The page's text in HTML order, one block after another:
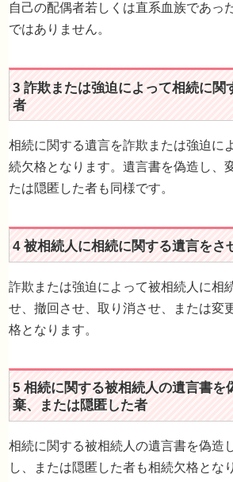
2 被相続人が殺害されたことを
なかった者
自己の配偶者若しくは直系血族であっ
ではありません。
3 詐欺または強迫によって相続
相続に関する遺言を詐欺または強迫に
続欠格となります。遺言書を偽造し、
たは隠匿した者も同様です。
4 被相続人に相続に関する遺言
詐欺または強迫によって被相続人に相
せ、撤回させ、取り消させ、または変
格となります。
相続に関する被相続人の遺言書を偽造
し、または隠匿した者も相続欠格とな